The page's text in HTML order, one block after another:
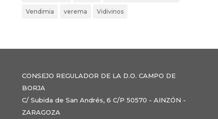
Vendimia verema Vidivinos
CONSEJO REGULADOR DE LA D.O. CAMPO DE
BORJA
C/ Subida de San Andrés, 6 C/P 50570 - AINZÓN -
ZARAGOZA